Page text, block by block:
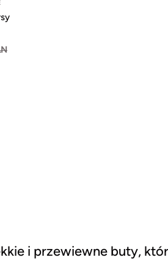
i przewiewne buty,